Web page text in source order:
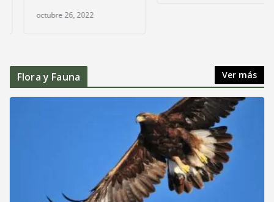
octubre 26, 2022
Flora y Fauna Ver más